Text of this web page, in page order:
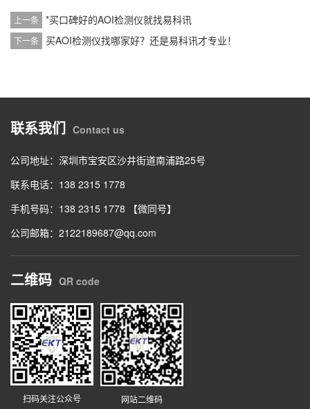
上一条 *买口碑好的AOI检测仪就找易科讯
下一条 买AOI检测仪找哪家好？还是易科讯才专业！
联系我们 Contact us
公司地址：深圳市宝安区沙井街道南浦路25号
联系电话：138 2315 1778
手机号码：138 2315 1778 【微同号】
公司邮箱：2122189687@qq.com
二维码 QR code
扫码关注公众号 网站二维码